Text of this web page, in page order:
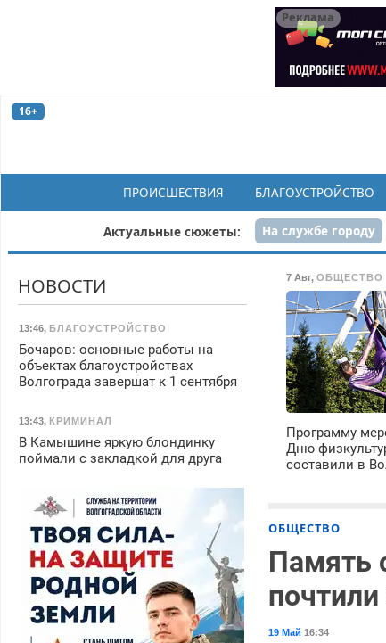
Реклама
16+
ПРОИСШЕСТВИЯ БЛАГОУСТРОЙСТВО
Актуальные сюжеты: На службе городу
7 Авг,ОБЩЕСТВО
Программу
Дню
составили в
ОБЩЕСТВО
Память
19 Май 16:34
НОВОСТИ
13:46, БЛАГОУСТРОЙСТВО
Бочаров: основные работы на
объектах благоустройствах
Волгограда завершат к 1 сентября
13:43, КРИМИНАЛ
В Камышине яркую блондинку
поймали с закладкой для друга